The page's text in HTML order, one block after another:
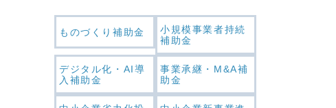
ものづくり補助金
小規模事業者持続
補助金
デジタル化・AI導
入補助金
事業承継・M&A補
助金